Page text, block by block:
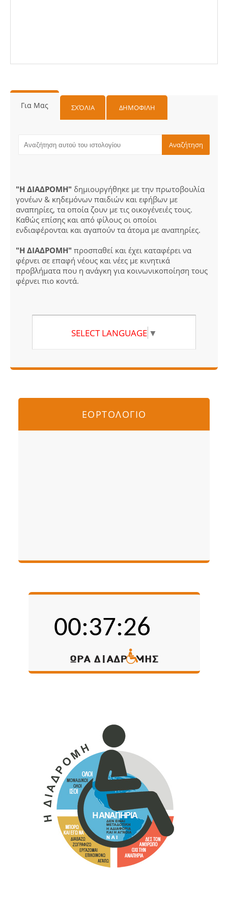
Για Μας ΣΧΌΛΙΑ ΔΗΜΟΦΙΛΗ
"Η ΔΙΑΔΡΟΜΗ" δημιουργήθηκε με την πρωτοβουλία
γονέων & κηδεμόνων παιδιών και εφήβων με
αναπηρίες, τα οποία ζουν με τις οικογένειές τους.
Καθώς επίσης και από φίλους οι οποίοι
ενδιαφέρονται και αγαπούν τα άτομα με αναπηρίες.
"Η ΔΙΑΔΡΟΜΗ" προσπαθεί και έχει καταφέρει να
φέρνει σε επαφή νέους και νέες με κινητικά
προβλήματα που η ανάγκη για κοινωνικοποίηση τους
φέρνει πιο κοντά.
SELECT LANGUAGE ▼
ΕΟΡΤΟΛΟΓΙΟ